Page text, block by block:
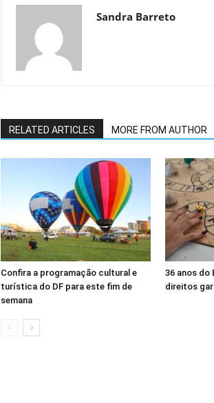
Sandra Barreto
RELATED ARTICLES MORE FROM AUTHOR
Confira a programação cultural e
turística do DF para este fim de
semana
36 anos do
direitos